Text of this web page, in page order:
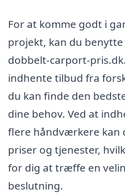
For at komme godt i
projekt, kan du
dobbelt-carport-
indhente tilbud fra
du kan finde den
dine behov. Ved at
flere håndværkere kan
priser og tjenester,
for dig at træffe en
beslutning.